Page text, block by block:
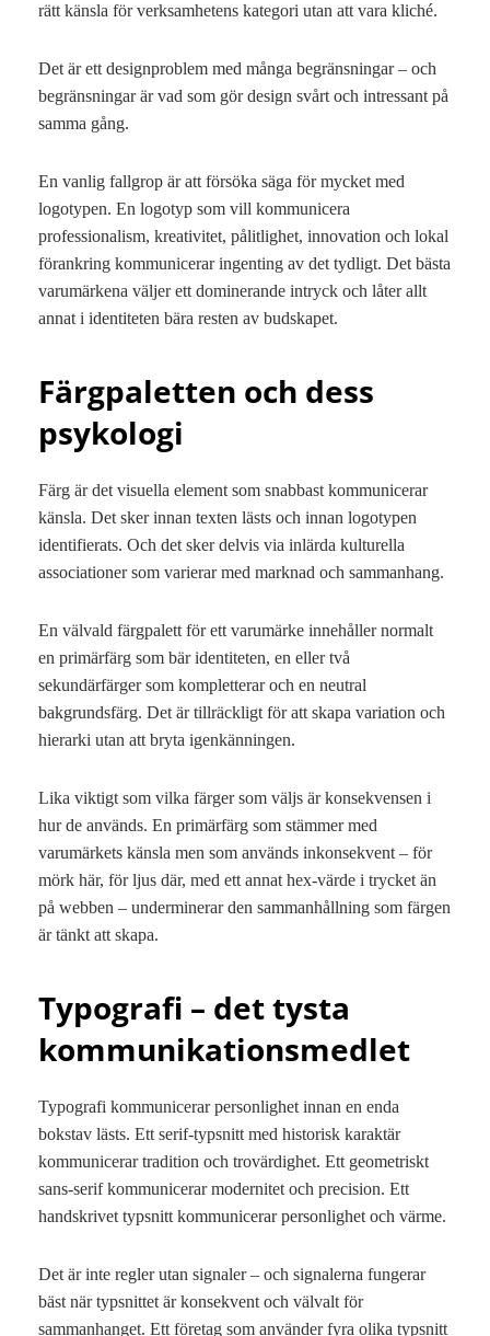
rätt känsla för verksamhetens kategori utan att vara kliché.
Det är ett designproblem med många begränsningar – och
begränsningar är vad som gör design svårt och intressant på
samma gång.
En vanlig fallgrop är att försöka säga för mycket med
logotypen. En logotyp som vill kommunicera
professionalism, kreativitet, pålitlighet, innovation och lokal
förankring kommunicerar ingenting av det tydligt. Det bästa
varumärkena väljer ett dominerande intryck och låter allt
annat i identiteten bära resten av budskapet.
Färgpaletten och dess
psykologi
Färg är det visuella element som snabbast kommunicerar
känsla. Det sker innan texten lästs och innan logotypen
identifierats. Och det sker delvis via inlärda kulturella
associationer som varierar med marknad och sammanhang.
En välvald färgpalett för ett varumärke innehåller normalt
en primärfärg som bär identiteten, en eller två
sekundärfärger som kompletterar och en neutral
bakgrundsfärg. Det är tillräckligt för att skapa variation och
hierarki utan att bryta igenkänningen.
Lika viktigt som vilka färger som väljs är konsekvensen i
hur de används. En primärfärg som stämmer med
varumärkets känsla men som används inkonsekvent – för
mörk här, för ljus där, med ett annat hex-värde i trycket än
på webben – underminerar den sammanhållning som färgen
är tänkt att skapa.
Typografi – det tysta
kommunikationsmedlet
Typografi kommunicerar personlighet innan en enda
bokstav lästs. Ett serif-typsnitt med historisk karaktär
kommunicerar tradition och trovärdighet. Ett geometriskt
sans-serif kommunicerar modernitet och precision. Ett
handskrivet typsnitt kommunicerar personlighet och värme.
Det är inte regler utan signaler – och signalerna fungerar
bäst när typsnittet är konsekvent och välvalt för
sammanhanget. Ett företag som använder fyra olika typsnitt